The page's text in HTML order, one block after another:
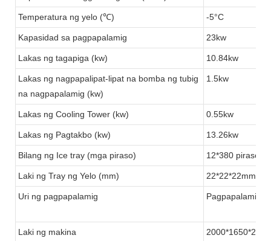
Temperatura ng yelo (℃) -5°C
Kapasidad sa pagpapalamig 23kw
Lakas ng tagapiga (kw) 10.84kw
Lakas ng nagpapalipat-lipat na bomba ng tubig
na nagpapalamig (kw)
1.5kw
Lakas ng Cooling Tower (kw) 0.55kw
Lakas ng Pagtakbo (kw) 13.26kw
Bilang ng Ice tray (mga piraso) 12*380 piraso
Laki ng Tray ng Yelo (mm) 22*22*22mm
Uri ng pagpapalamig Pagpapalamig
Laki ng makina